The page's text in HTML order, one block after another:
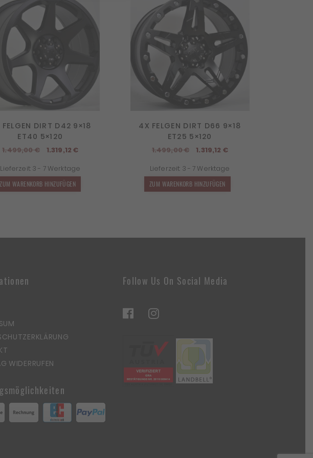
DIRT D42 9×18
ET40 5×120
1.499,00€
Ursprünglicher
war:
1.499,00 €
1.319,12€Aktueller
ist:
Lieferzeit: 3 - 7 Werktage
ZUM WARENKORB HINZUFÜGEN
4X FELGEN DIRT D66 9×18
ET25 5×120
1.499,00€
Ursprünglicher
war:
1.499,00 €
1.319,12 €Aktueller
ist:
Lieferzeit: 3 - 7 Werktage
ZUM WARENKORB HINZUFÜGEN
WIDERRUFEN
Follow Us On Social Media